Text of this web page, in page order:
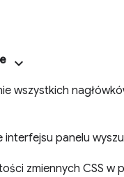
wszystkich
interfejsu panelu
zmiennych CSS w